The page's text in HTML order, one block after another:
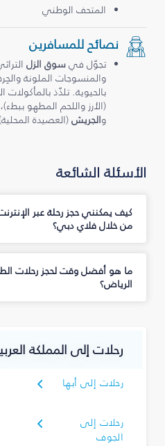
المتحف الوطني
نصائح للمسافرين
تجوّل فيسوق الزل
والمنسوجات الملونة
بالحيوية. تلذّذ
(الأرز واللحم المطهو
والجريش(العصيدة
الأسئلة الشائعة
كيف يمكنني حجز رحلة عبر
من خلال فلاي دبي؟
ما هو أفضل وقت لحجز رحلات
الرياض؟
رحلات إلى المملكة
رحلات إلى أبها
رحلات إلى
الجوف